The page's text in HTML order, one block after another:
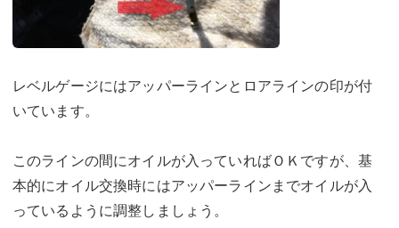
レベルゲージにはアッパーラインとロアラインの印が付
いています。
このラインの間にオイルが入っていればＯＫですが、基
本的にオイル交換時にはアッパーラインまでオイルが入
っているように調整しましょう。